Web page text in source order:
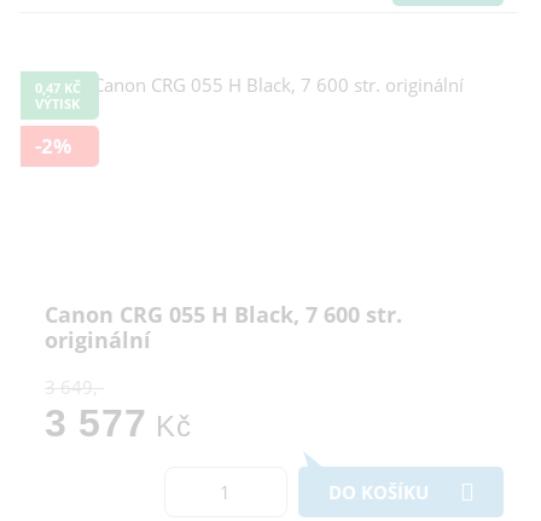
0,47 KČ
VÝTISK
-2%
Canon CRG 055 H Black, 7 600 str.
originální
3 649,-
3 577 Kč
DO KOŠÍKU